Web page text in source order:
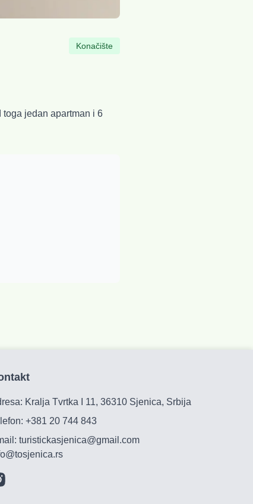
Konačište
jedan apartman i 6
Kralja Tvrtka I 11, 36310 Sjenica, Srbija
+381 20 744 843
turistickasjenica@gmail.com